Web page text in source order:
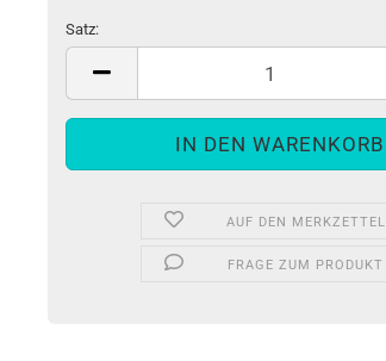
Satz:
Satz
AUF DEN MERKZETTEL
FRAGE ZUM PRODUKT